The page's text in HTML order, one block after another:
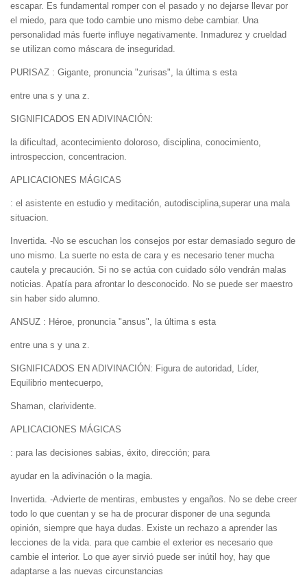
escapar. Es fundamental romper con el pasado y no dejarse llevar por
el miedo, para que todo cambie uno mismo debe cambiar. Una
personalidad más fuerte influye negativamente. Inmadurez y crueldad
se utilizan como máscara de inseguridad.
PURISAZ : Gigante, pronuncia "zurisas", la última s esta
entre una s y una z.
SIGNIFICADOS EN ADIVINACIÓN:
la dificultad, acontecimiento doloroso, disciplina, conocimiento,
introspeccion, concentracion.
APLICACIONES MÁGICAS
: el asistente en estudio y meditación, autodisciplina,superar una mala
situacion.
Invertida. -No se escuchan los consejos por estar demasiado seguro de
uno mismo. La suerte no esta de cara y es necesario tener mucha
cautela y precaución. Si no se actúa con cuidado sólo vendrán malas
noticias. Apatía para afrontar lo desconocido. No se puede ser maestro
sin haber sido alumno.
ANSUZ : Héroe, pronuncia "ansus", la última s esta
entre una s y una z.
SIGNIFICADOS EN ADIVINACIÓN: Figura de autoridad, Líder,
Equilibrio mentecuerpo,
Shaman, clarividente.
APLICACIONES MÁGICAS
: para las decisiones sabias, éxito, dirección; para
ayudar en la adivinación o la magia.
Invertida. -Advierte de mentiras, embustes y engaños. No se debe creer
todo lo que cuentan y se ha de procurar disponer de una segunda
opinión, siempre que haya dudas. Existe un rechazo a aprender las
lecciones de la vida. para que cambie el exterior es necesario que
cambie el interior. Lo que ayer sirvió puede ser inútil hoy, hay que
adaptarse a las nuevas circunstancias